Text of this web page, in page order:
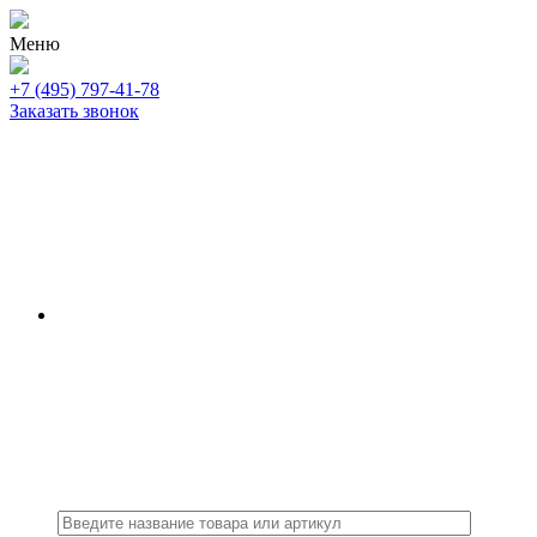
Меню
+7 (495) 797-41-78
Заказать звонок